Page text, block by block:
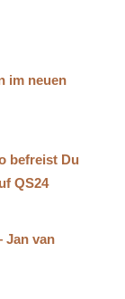
im neuen
befreist Du
QS24
Jan van